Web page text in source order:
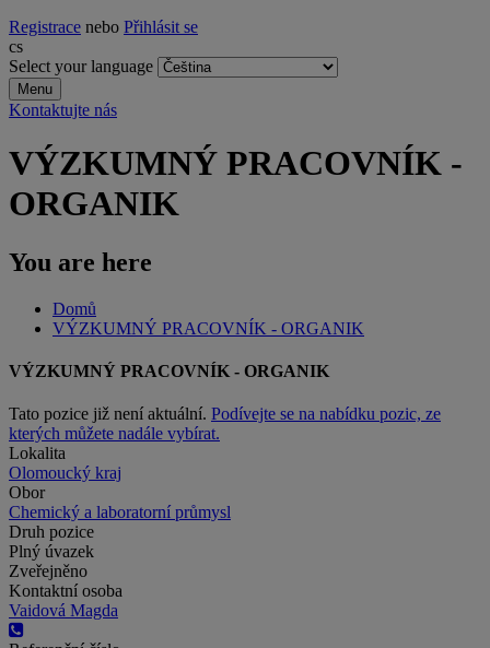
Registrace nebo Přihlásit se
cs
Select your language
Menu
Kontaktujte nás
VÝZKUMNÝ PRACOVNÍK -
ORGANIK
You are here
Domů
VÝZKUMNÝ PRACOVNÍK - ORGANIK
VÝZKUMNÝ PRACOVNÍK - ORGANIK
Tato pozice již není aktuální. Podívejte se na nabídku pozic, ze
kterých můžete nadále vybírat.
Lokalita
Olomoucký kraj
Obor
Chemický a laboratorní průmysl
Druh pozice
Plný úvazek
Zveřejněno
Kontaktní osoba
Vaidová Magda